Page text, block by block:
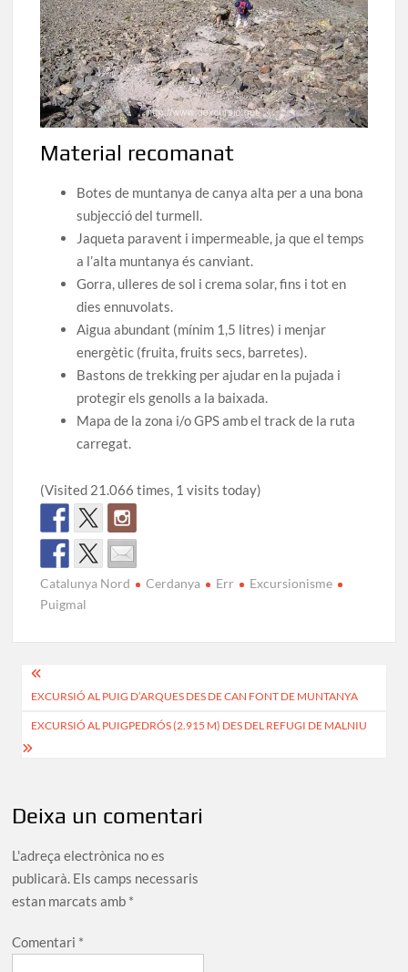
Material recomanat
Botes de muntanya de canya alta per a una bona
subjecció del turmell.
Jaqueta paravent i impermeable, ja que el temps
a l’alta muntanya és canviant.
Gorra, ulleres de sol i crema solar, fins i tot en
dies ennuvolats.
Aigua abundant (mínim 1,5 litres) i menjar
energètic (fruita, fruits secs, barretes).
Bastons de trekking per ajudar en la pujada i
protegir els genolls a la baixada.
Mapa de la zona i/o GPS amb el track de la ruta
carregat.
(Visited 21.066 times, 1 visits today)
Catalunya Nord Cerdanya Err
Excursionisme
Puigmal
Navegació
d'entrades
EXCURSIÓ AL PUIG D’ARQUES DES DE CAN FONT DE MUNTANYA
EXCURSIÓ AL PUIGPEDRÓS (2.915 M) DES DEL REFUGI DE MALNIU
Deixa un comentari
L'adreça electrònica no es
publicarà. Els camps necessaris
estan marcats amb *
Comentari *